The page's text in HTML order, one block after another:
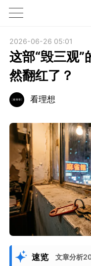
1X
2026-06-26 05:01
这部“毁三观”
然翻红了？
看理想
速览 文章分析